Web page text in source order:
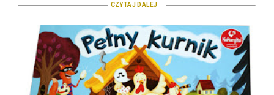
CZYTAJ DALEJ